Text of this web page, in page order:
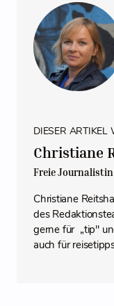
DIESER ARTIKEL
Christiane
Freie Journalistin
Christiane
des
gerne für „tip"
auch für